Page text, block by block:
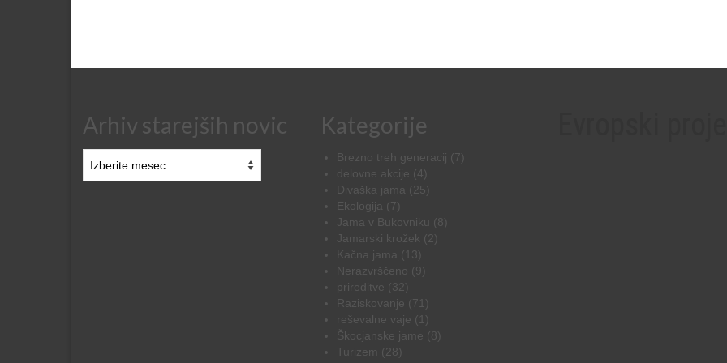
Arhiv starejših novic
starejših
Kategorije
Brezno treh generacij (7)
delovne akcije (4)
Divaška jama (25)
Ekologija (7)
Jama v Bukovniku
(8)
Jamarski krožek (2)
Kačna jama (13)
Nerazvrščeno (9)
prireditve (32)
Raziskovanje (71)
reševalne vaje (1)
Škocjanske jame (8)
Turizem (28)